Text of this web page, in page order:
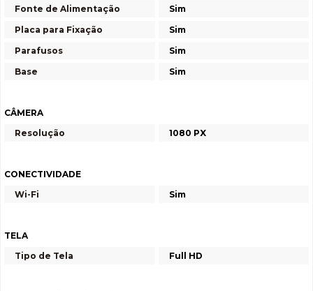
Fonte de Alimentação
Sim
Placa para Fixação
Sim
Parafusos
Sim
Base
Sim
CÂMERA
Resolução
1080 PX
CONECTIVIDADE
Wi-Fi
Sim
TELA
Tipo de Tela
Full HD